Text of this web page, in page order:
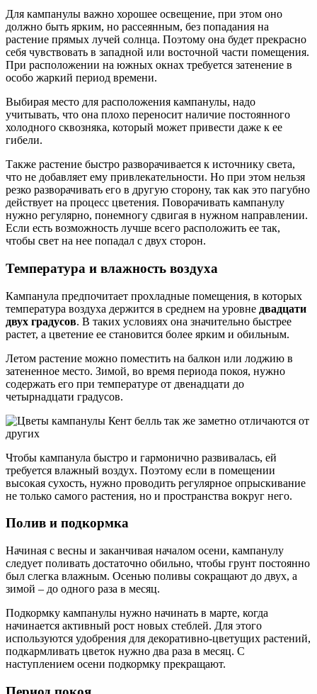
Для кампанулы важно хорошее освещение, при этом оно
должно быть ярким, но рассеянным, без попадания на
растение прямых лучей солнца. Поэтому она будет прекрасно
себя чувствовать в западной или восточной части помещения.
При расположении на южных окнах требуется затенение в
особо жаркий период времени.
Выбирая место для расположения кампанулы, надо
учитывать, что она плохо переносит наличие постоянного
холодного сквозняка, который может привести даже к ее
гибели.
Также растение быстро разворачивается к источнику света,
что не добавляет ему привлекательности. Но при этом нельзя
резко разворачивать его в другую сторону, так как это пагубно
действует на процесс цветения. Поворачивать кампанулу
нужно регулярно, понемногу сдвигая в нужном направлении.
Если есть возможность лучше всего расположить ее так,
чтобы свет на нее попадал с двух сторон.
Температура и влажность воздуха
Кампанула предпочитает прохладные помещения, в которых
температура воздуха держится в среднем на уровне двадцати
двух градусов. В таких условиях она значительно быстрее
растет, а цветение ее становится более ярким и обильным.
Летом растение можно поместить на балкон или лоджию в
затененное место. Зимой, во время периода покоя, нужно
содержать его при температуре от двенадцати до
четырнадцати градусов.
Чтобы кампанула быстро и гармонично развивалась, ей
требуется влажный воздух. Поэтому если в помещении
высокая сухость, нужно проводить регулярное опрыскивание
не только самого растения, но и пространства вокруг него.
Полив и подкормка
Начиная с весны и заканчивая началом осени, кампанулу
следует поливать достаточно обильно, чтобы грунт постоянно
был слегка влажным. Осенью поливы сокращают до двух, а
зимой – до одного раза в месяц.
Подкормку кампанулы нужно начинать в марте, когда
начинается активный рост новых стеблей. Для этого
используются удобрения для декоративно-цветущих растений,
подкармливать цветок нужно два раза в месяц. С
наступлением осени подкормку прекращают.